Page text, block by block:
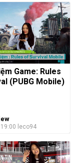
Game: Rules
(PUBG Mobile)
leco94